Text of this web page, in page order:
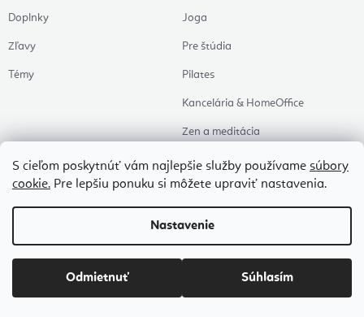
S cieľom poskytnúť vám najlepšie služby používame súbory
cookie. Pre lepšiu ponuku si môžete upraviť nastavenia.
Nastavenie
Odmietnuť Súhlasím
Doplnky
Zľavy
Témy
Joga
Pre štúdia
Pilates
Kancelária & HomeOffice
Zen a meditácia
Aromaterapia
Zdravý spánok
Naše obľúbené
Vytvoril Shoptet Premium
Copyright 2026Flexity. Všetky práva vyhradené.Upraviť nastavenie cookies